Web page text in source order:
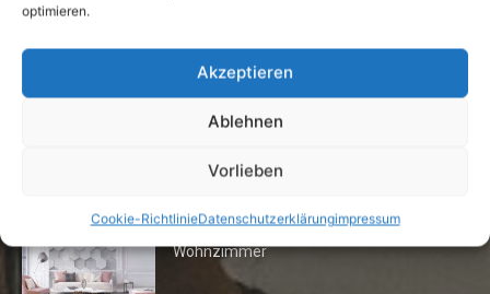
optimieren.
Akzeptieren
Ablehnen
Vorlieben
Cookie-RichtlinieDatenschutzerklärungimpressum
Fototapeten: Neuer Look fürs
Wohnzimmer